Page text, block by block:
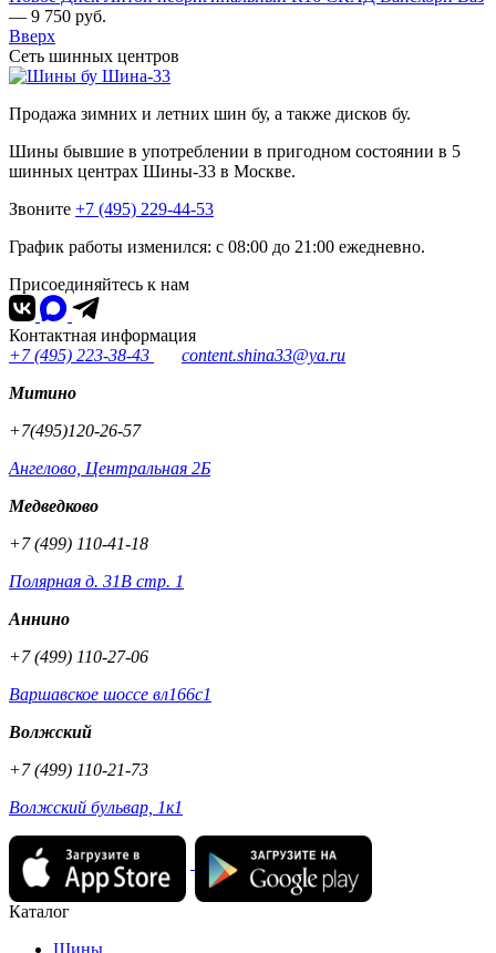
— 9 750 руб.
Вверх
Сеть шинных центров
Шина-33
Продажа зимних и летних шин бу, а также дисков бу.
Шины бывшие в употреблении в пригодном состоянии в 5
шинных центрах Шины-33 в Москве.
Звоните +7 (495) 229-44-53
График работы изменился: с 08:00 до 21:00 ежедневно.
Присоединяйтесь к нам
Контактная информация
+7 (495) 223-38-43
content.shina33@ya.ru
Митино
+7(495)120-26-57
Ангелово, Центральная 2Б
Медведково
+7 (499) 110-41-18
Полярная д. 31В стр. 1
Аннино
+7 (499) 110-27-06
Варшавское шоссе вл166с1
Волжский
+7 (499) 110-21-73
Волжский бульвар, 1к1
Каталог
Шины